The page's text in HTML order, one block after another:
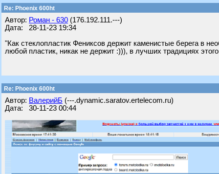
Re: Phoenix 600ht
Автор: Роман - 630 (176.192.111.---)
Дата: 28-11-23 19:34
"Как стеклопластик Фениксов держит каменистые берега в
любой пластик, никак не держит :))), в лучших традициях
Re: Phoenix 600ht
Автор: ВалерийБ (---.dynamic.saratov.ertelecom.ru)
Дата: 30-11-23 00:44